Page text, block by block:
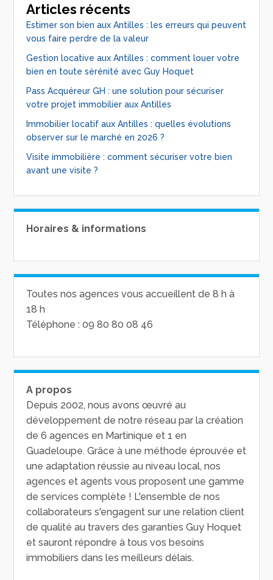
Articles récents
Estimer son bien aux Antilles : les erreurs qui peuvent
vous faire perdre de la valeur
Gestion locative aux Antilles : comment louer votre
bien en toute sérénité avec Guy Hoquet
Pass Acquéreur GH : une solution pour sécuriser
votre projet immobilier aux Antilles
Immobilier locatif aux Antilles : quelles évolutions
observer sur le marché en 2026 ?
Visite immobilière : comment sécuriser votre bien
avant une visite ?
Horaires & informations
Toutes nos agences vous accueillent de 8 h à
18 h
Téléphone : 09 80 80 08 46
A propos
Depuis 2002, nous avons œuvré au
développement de notre réseau par la création
de 6 agences en Martinique et 1 en
Guadeloupe. Grâce à une méthode éprouvée et
une adaptation réussie au niveau local, nos
agences et agents vous proposent une gamme
de services complète ! L'ensemble de nos
collaborateurs s'engagent sur une relation client
de qualité au travers des garanties Guy Hoquet
et sauront répondre à tous vos besoins
immobiliers dans les meilleurs délais.